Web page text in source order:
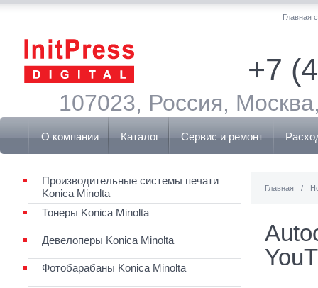
Главная
+7
107023, Россия,
О компании Каталог Сервис и ремонт
Главная /
Производительные системы печати
Konica Minolta
Тонеры Konica Minolta
Девелоперы Konica Minolta
Фотобарабаны Konica Minolta